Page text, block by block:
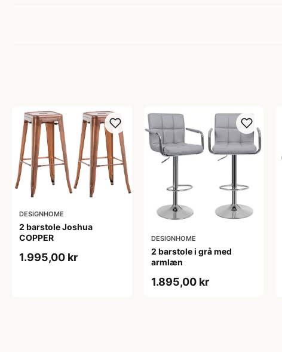
DESIGNHOME
2 barstole Joshua
COPPER
1.995,00 kr
DESIGNHOME
2 barstole i grå med
armlæn
1.895,00 kr